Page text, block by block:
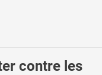
contre les